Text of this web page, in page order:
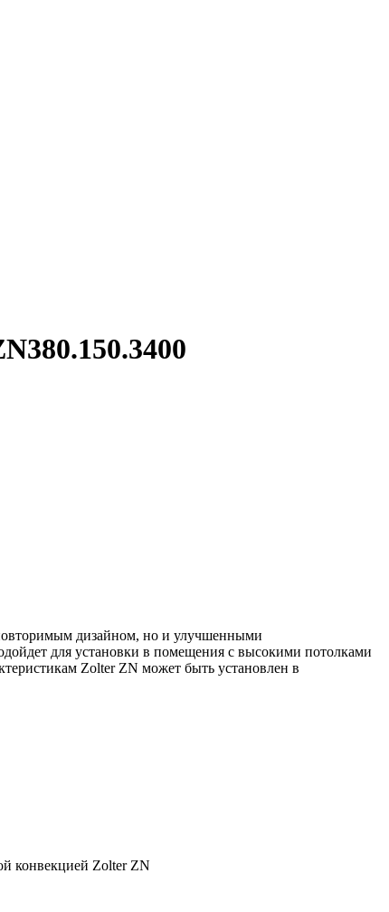
дизайном, но и улучшенными
для установки в помещения с высокими потолками
Zolter ZN может быть установлен в
конвекцией Zolter ZN